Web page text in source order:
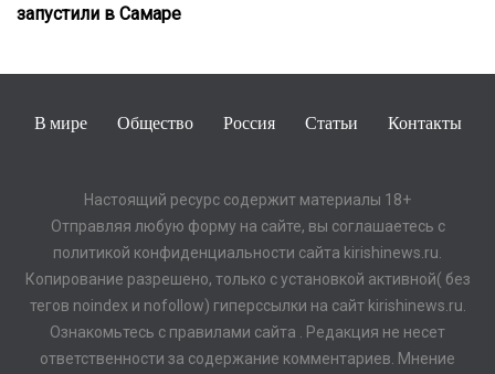
запустили в Самаре
В мире Общество Россия Статьи Контакты
Настоящий ресурс содержит материалы 18+
Отправляя любую форму на сайте, вы соглашаетесь с
политикой конфиденциальности сайта kirishinews.ru.
Копирование разрешено, только с установкой активной( без
тегов noindex и nofollow) гиперссылки на сайт kirishinews.ru.
Ознакомьтесь с правилами сайта . Редакция не несет
ответственности за содержание комментариев. Мнение